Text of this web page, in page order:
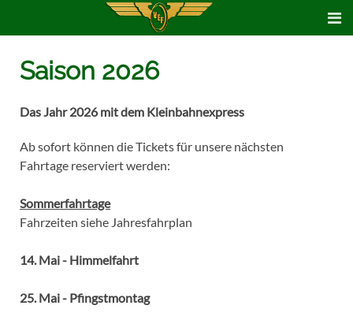
Saison 2026
Das Jahr 2026 mit dem Kleinbahnexpress
Ab sofort können die Tickets für unsere nächsten
Fahrtage reserviert werden:
Sommerfahrtage
Fahrzeiten siehe Jahresfahrplan
14. Mai - Himmelfahrt
25. Mai - Pfingstmontag